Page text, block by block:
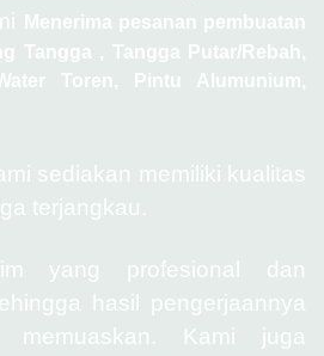
Menerima pesanan pembuatan
Tangga , Tangga Putar/Rebah,
Toren, Pintu Alumunium,
sediakan memiliki kualitas
terjangkau.
yang profesional dan
hasil pengerjaannya
memuaskan. Kami juga